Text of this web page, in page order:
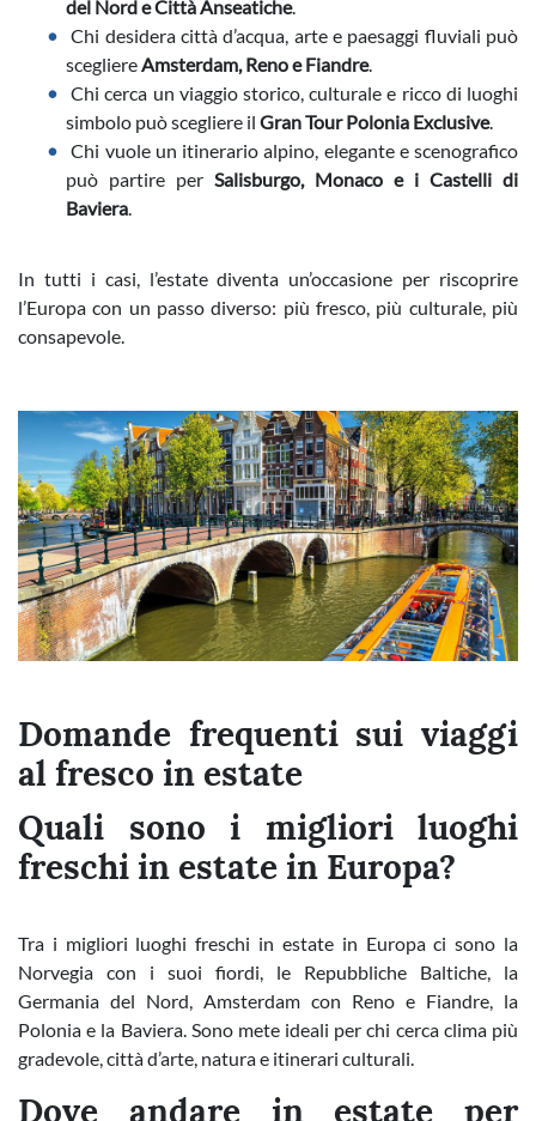
del Nord e Città Anseatiche.
Chi desidera città d’acqua, arte e paesaggi fluviali può
scegliereAmsterdam, Reno e Fiandre.
Chi cerca un viaggio storico, culturale e ricco di luoghi
simbolo può scegliere il Gran Tour Polonia Exclusive.
Chi vuole un itinerario alpino, elegante e scenografico
può partire per Salisburgo, Monaco e i Castelli di
Baviera.
In tutti i casi, l’estate diventa un’occasione per riscoprire
l’Europa con un passo diverso: più fresco, più culturale, più
consapevole.
Domande frequenti sui viaggi
al fresco in estate
Quali sono i migliori luoghi
freschi in estate in Europa?
Tra i migliori luoghi freschi in estate in Europa ci sono la
Norvegia con i suoi fiordi, le Repubbliche Baltiche, la
Germania del Nord, Amsterdam con Reno e Fiandre, la
Polonia e la Baviera. Sono mete ideali per chi cerca clima più
gradevole, città d’arte, natura e itinerari culturali.
Dove andare in estate per